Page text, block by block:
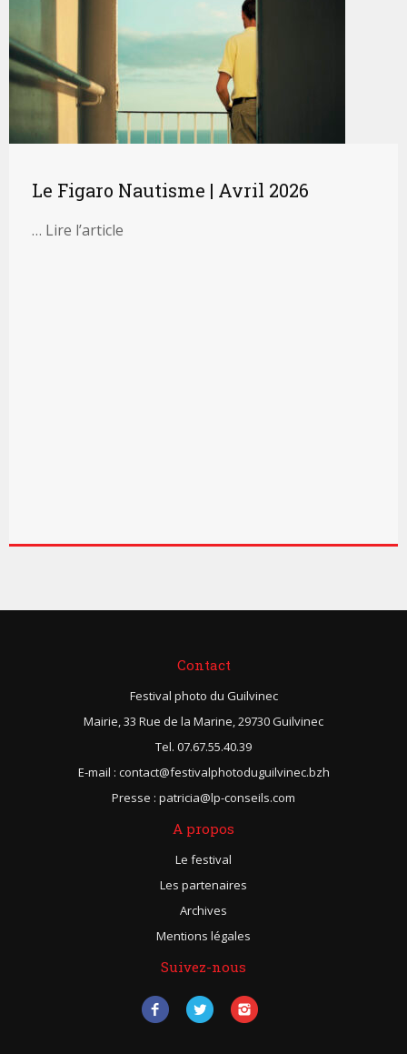
Le Figaro Nautisme | Avril 2026
… Lire l’article
Contact
Festival photo du Guilvinec
Mairie, 33 Rue de la Marine, 29730 Guilvinec
Tel. 07.67.55.40.39
E-mail : contact@festivalphotoduguilvinec.bzh
Presse : patricia@lp-conseils.com
A propos
Le festival
Les partenaires
Archives
Mentions légales
Suivez-nous